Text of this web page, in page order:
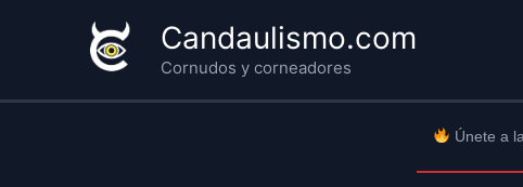
Candaulismo.com
Cornudos y corneadores
Únete a